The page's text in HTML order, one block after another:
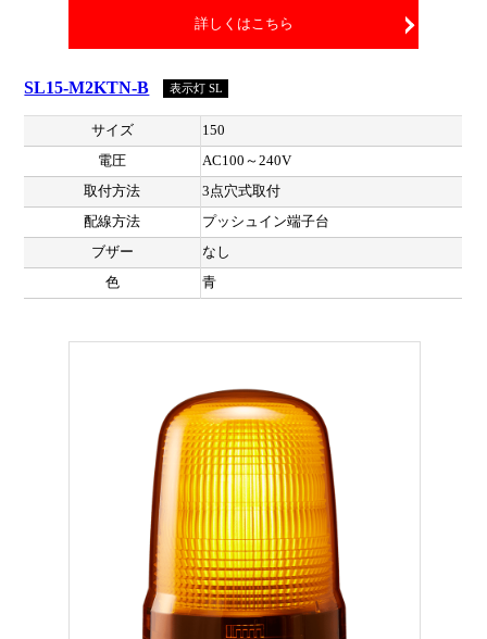
詳しくはこちら
SL15-M2KTN-B 表示灯 SL
サイズ
150
電圧
AC100～240V
取付方法
3点穴式取付
配線方法
プッシュイン端子台
ブザー
なし
色
青